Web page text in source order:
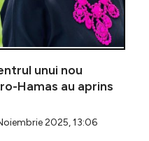
unui nou
Hamas au aprins
2025, 13:06